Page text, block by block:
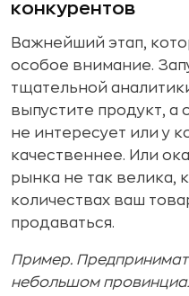
конкурентов
Важнейший этап,
особое внимание.
тщательной
выпустите продукт, а
не интересует или у
качественнее. Или
рынка не так велика,
количествах ваш
продаваться.
Пример.
небольшом